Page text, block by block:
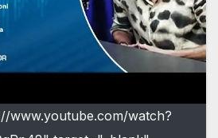
www.youtube.com/watch?